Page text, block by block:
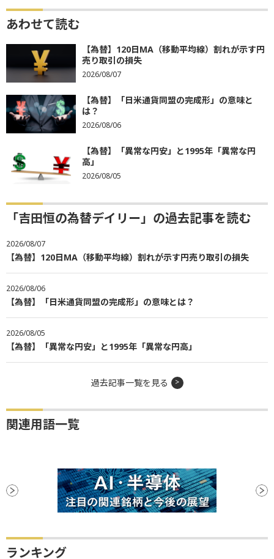
あわせて読む
【為替】120日MA（移動平均線）割れが示す円
売り取引の損失
2026/08/07
【為替】「日米通貨同盟の完成形」の意味と
は？
2026/08/06
【為替】「異常な円安」と1995年「異常な円
高」
2026/08/05
「吉田恒の為替デイリー」の過去記事を読む
2026/08/07
【為替】120日MA（移動平均線）割れが示す円売り取引の損失
2026/08/06
【為替】「日米通貨同盟の完成形」の意味とは？
2026/08/05
【為替】「異常な円安」と1995年「異常な円高」
過去記事一覧を見る
関連用語一覧
ランキング